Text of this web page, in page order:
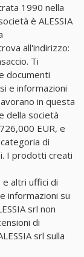
1990 nella
è ALESSIA
all'indirizzo:
Ti
documenti
e informazioni
in questa
della società
EUR, e
di
I prodotti creati
e altri uffici di
informazioni su
srl non
di
srl sulla